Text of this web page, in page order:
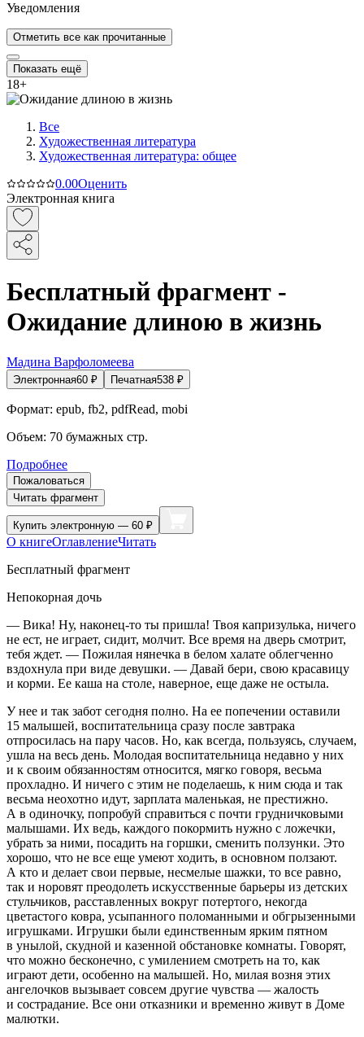
Уведомления
Отметить все как прочитанные
Показать ещё
18+
Все
Художественная литература
Художественная литература: общее
0.00Оценить
Электронная книга
Бесплатный фрагмент -
Ожидание длиною в жизнь
Мадина Варфоломеева
Электронная60 ₽ Печатная538 ₽
Формат: epub, fb2, pdfRead, mobi
Объем: 70 бумажных стр.
Подробнее
Пожаловаться
Читать фрагмент
Купить электронную — 60 ₽
О книгеОглавлениеЧитать
Бесплатный фрагмент
Непокорная дочь
— Вика! Ну, наконец-то ты пришла! Твоя капризулька, ничего
не ест, не играет, сидит, молчит. Все время на дверь смотрит,
тебя ждет. — Пожилая нянечка в белом халате облегченно
вздохнула при виде девушки. — Давай бери, свою красавицу
и корми. Ее каша на столе, наверное, еще даже не остыла.
У нее и так забот сегодня полно. На ее попечении оставили
15 малышей, воспитательница сразу после завтрака
отпросилась на пару часов. Но, как всегда, пользуясь, случаем,
ушла на весь день. Молодая воспитательница недавно у них
и к своим обязанностям относится, мягко говоря, весьма
прохладно. И ничего с этим не поделаешь, к ним сюда и так
весьма неохотно идут, зарплата маленькая, не престижно.
А в одиночку, попробуй справиться с почти грудничковыми
малышами. Их ведь, каждого покормить нужно с ложечки,
убрать за ними, посадить на горшки, сменить ползунки. Это
хорошо, что не все еще умеют ходить, в основном ползают.
А кто и делает свои первые, несмелые шажки, то все равно,
так и норовят преодолеть искусственные барьеры из детских
стульчиков, расставленных вокруг потертого, некогда
цветастого ковра, усыпанного поломанными и обгрызенными
игрушками. Игрушки были единственным ярким пятном
в унылой, скудной и казенной обстановке комнаты. Говорят,
что можно бесконечно, с умилением смотреть на то, как
играют дети, особенно на малышей. Но, милая возня этих
ангелочков вызывает совсем другие чувства — жалость
и сострадание. Все они отказники и временно живут в Доме
малютки.